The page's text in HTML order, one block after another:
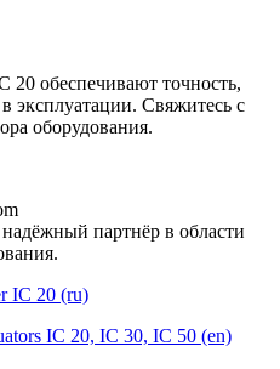
обеспечивают точность,
эксплуатации. Свяжитесь с
оборудования.
партнёр в области
IC 20 (ru)
IC 20, IC 30, IC 50 (en)